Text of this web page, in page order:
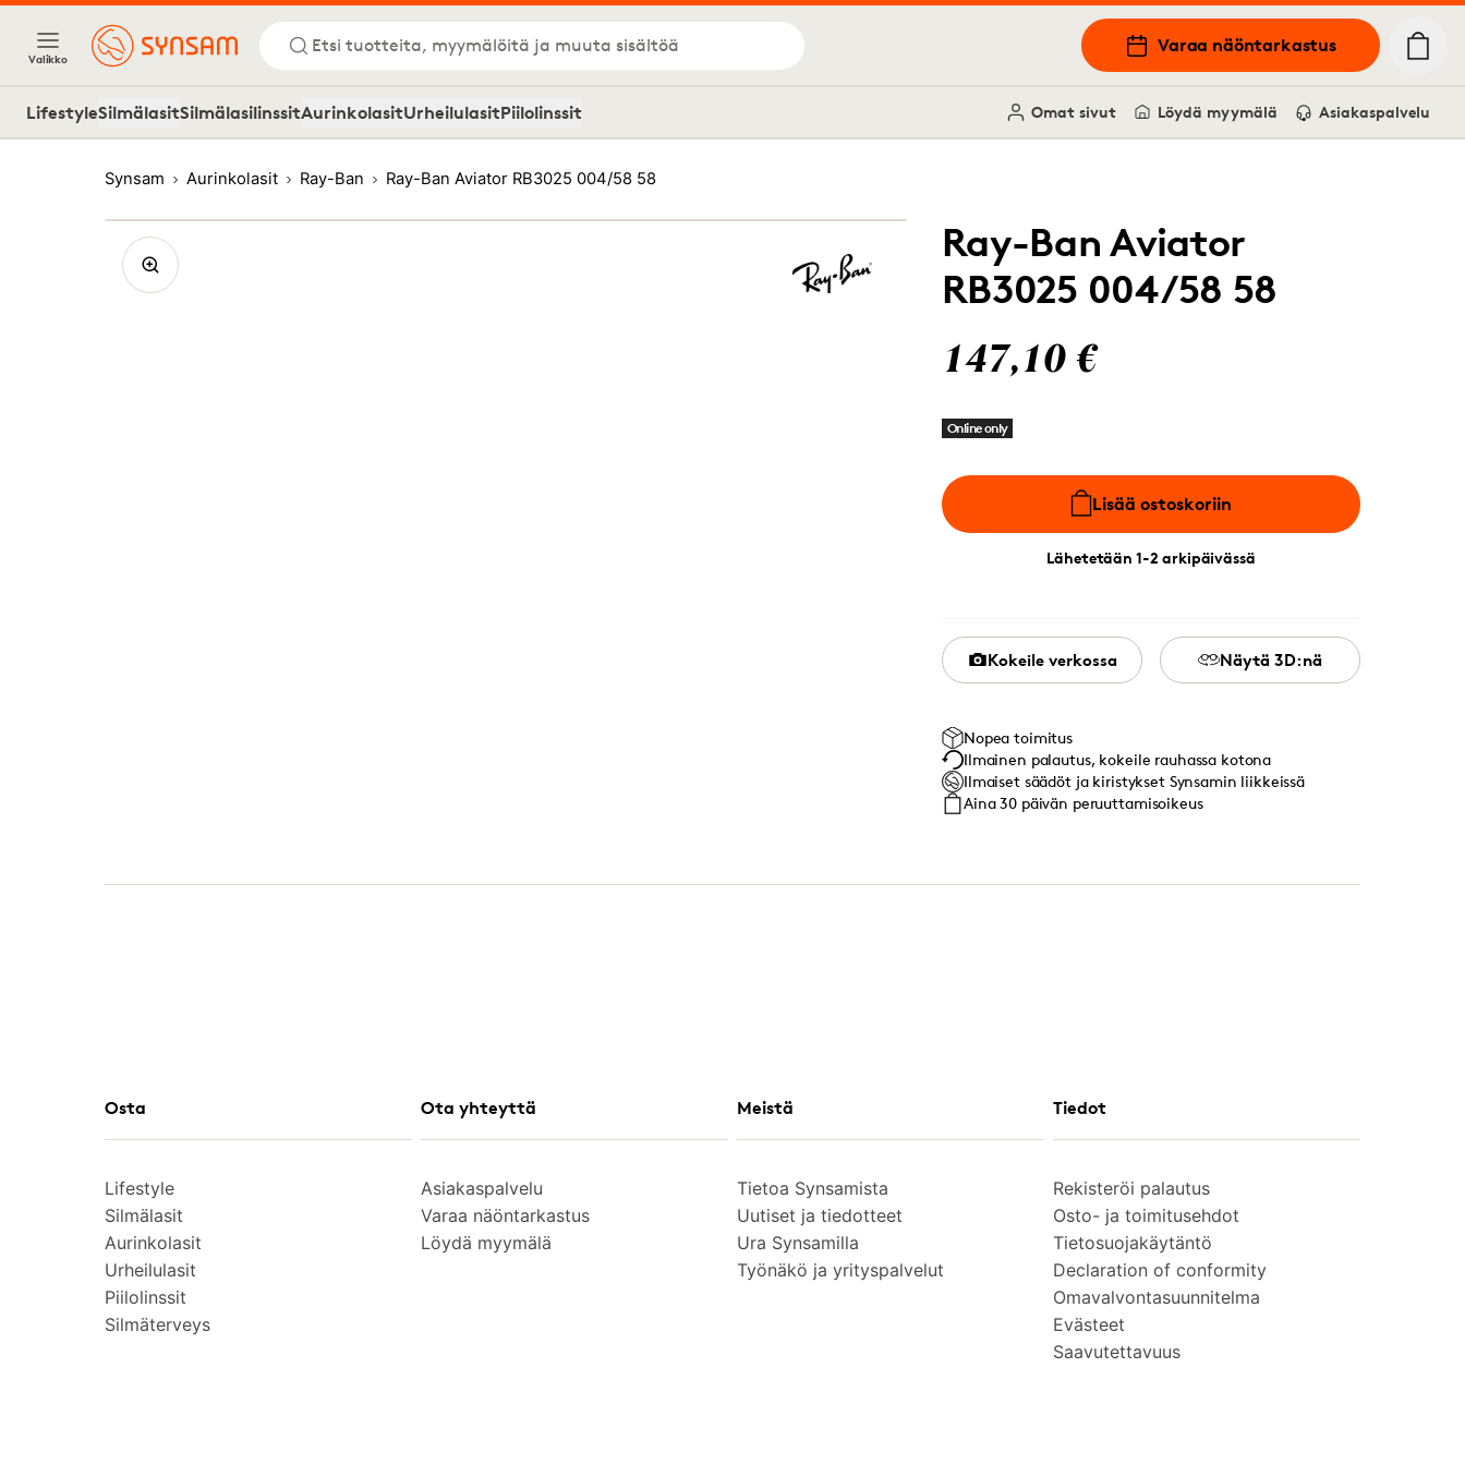
Valikko
Etsi tuotteita, myymälöitä ja muuta sisältöä Varaa näöntarkastus
LifestyleSilmälasitSilmälasilinssitAurinkolasitUrheilulasitPiilolinssit Omat sivut Löydä myymälä Asiakaspalvelu
Synsam Aurinkolasit Ray-Ban Ray-Ban Aviator RB3025 004/58 58
Ray-Ban Aviator
RB3025 004/58 58
147,10 €
Online only
Lisää ostoskoriin
Lähetetään 1-2 arkipäivässä
Kokeile verkossa Näytä 3D:nä
Nopea toimitus
Ilmainen palautus, kokeile rauhassa kotona
Ilmaiset säädöt ja kiristykset Synsamin liikkeissä
Aina 30 päivän peruuttamisoikeus
Osta
Lifestyle
Silmälasit
Aurinkolasit
Urheilulasit
Piilolinssit
Silmäterveys
Ota yhteyttä
Asiakaspalvelu
Varaa näöntarkastus
Löydä myymälä
Meistä
Tietoa Synsamista
Uutiset ja tiedotteet
Ura Synsamilla
Työnäkö ja yrityspalvelut
Tiedot
Rekisteröi palautus
Osto- ja toimitusehdot
Tietosuojakäytäntö
Declaration of conformity
Omavalvontasuunnitelma
Evästeet
Saavutettavuus